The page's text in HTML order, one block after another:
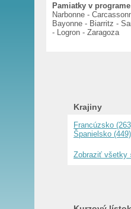
Pamiatky v
Narbonne -
Bayonne - Biarritz -
- Logron - Zaragoza
Krajiny
Francúzsko
Španielsko (449)
Zobraziť všetky